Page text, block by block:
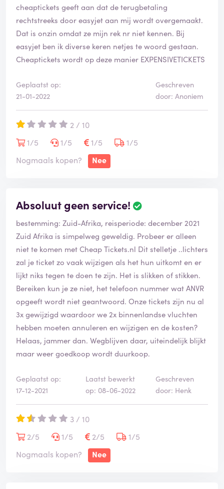
cheaptickets geeft aan dat de terugbetaling
rechtstreeks door easyjet aan mij wordt overgemaakt.
Dat is onzin omdat ze mijn rek nr niet kennen. Bij
easyjet ben ik diverse keren netjes te woord gestaan.
Cheaptickets wordt op deze manier EXPENSIVETICKETS
Geplaatst op:
21-01-2022
Geschreven
door: Anoniem
2 / 10
1/5
1/5 1/5
1/5
Nogmaals kopen?
Nee
Absoluut geen service!
bestemming: Zuid-Afrika, reisperiode: december 2021
Zuid Afrika is simpelweg geweldig. Probeer er alleen
niet te komen met Cheap Tickets.nl Dit stelletje ..lichters
zal je ticket zo vaak wijzigen als het hun uitkomt en er
lijkt niks tegen te doen te zijn. Het is slikken of stikken.
Bereiken kun je ze niet, het telefoon nummer wat ANVR
opgeeft wordt niet geantwoord. Onze tickets zijn nu al
3x gewijzigd waardoor we 2x binnenlandse vluchten
hebben moeten annuleren en wijzigen en de kosten?
Helaas, jammer dan. Wegblijven daar, uiteindelijk blijkt
maar weer goedkoop wordt duurkoop.
Geplaatst op:
17-12-2021
Laatst bewerkt
op: 08-06-2022
Geschreven
door: Henk
3 / 10
2/5
1/5 2/5
1/5
Nogmaals kopen?
Nee